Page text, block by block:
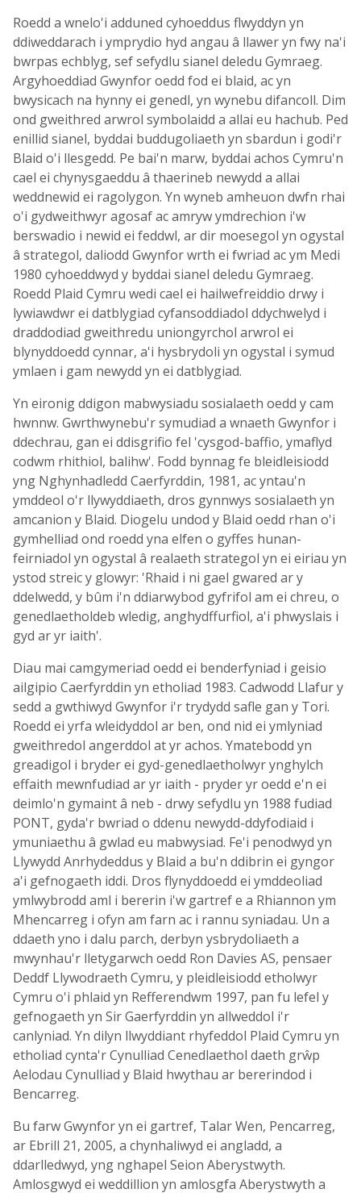
Roedd a wnelo'i adduned cyhoeddus flwyddyn yn
ddiweddarach i ymprydio hyd angau â llawer yn fwy na'i
bwrpas echblyg, sef sefydlu sianel deledu Gymraeg.
Argyhoeddiad Gwynfor oedd fod ei blaid, ac yn
bwysicach na hynny ei genedl, yn wynebu difancoll. Dim
ond gweithred arwrol symbolaidd a allai eu hachub. Ped
enillid sianel, byddai buddugoliaeth yn sbardun i godi'r
Blaid o'i llesgedd. Pe bai'n marw, byddai achos Cymru'n
cael ei chynysgaeddu â thaerineb newydd a allai
weddnewid ei ragolygon. Yn wyneb amheuon dwfn rhai
o'i gydweithwyr agosaf ac amryw ymdrechion i'w
berswadio i newid ei feddwl, ar dir moesegol yn ogystal
â strategol, daliodd Gwynfor wrth ei fwriad ac ym Medi
1980 cyhoeddwyd y byddai sianel deledu Gymraeg.
Roedd Plaid Cymru wedi cael ei hailwefreiddio drwy i
lywiawdwr ei datblygiad cyfansoddiadol ddychwelyd i
draddodiad gweithredu uniongyrchol arwrol ei
blynyddoedd cynnar, a'i hysbrydoli yn ogystal i symud
ymlaen i gam newydd yn ei datblygiad.
Yn eironig ddigon mabwysiadu sosialaeth oedd y cam
hwnnw. Gwrthwynebu'r symudiad a wnaeth Gwynfor i
ddechrau, gan ei ddisgrifio fel 'cysgod-baffio, ymaflyd
codwm rhithiol, balihw'. Fodd bynnag fe bleidleisiodd
yng Nghynhadledd Caerfyrddin, 1981, ac yntau'n
ymddeol o'r llywyddiaeth, dros gynnwys sosialaeth yn
amcanion y Blaid. Diogelu undod y Blaid oedd rhan o'i
gymhelliad ond roedd yna elfen o gyffes hunan-
feirniadol yn ogystal â realaeth strategol yn ei eiriau yn
ystod streic y glowyr: 'Rhaid i ni gael gwared ar y
ddelwedd, y bûm i'n ddiarwybod gyfrifol am ei chreu, o
genedlaetholdeb wledig, anghydffurfiol, a'i phwyslais i
gyd ar yr iaith'.
Diau mai camgymeriad oedd ei benderfyniad i geisio
ailgipio Caerfyrddin yn etholiad 1983. Cadwodd Llafur y
sedd a gwthiwyd Gwynfor i'r trydydd safle gan y Tori.
Roedd ei yrfa wleidyddol ar ben, ond nid ei ymlyniad
gweithredol angerddol at yr achos. Ymatebodd yn
greadigol i bryder ei gyd-genedlaetholwyr ynghylch
effaith mewnfudiad ar yr iaith - pryder yr oedd e'n ei
deimlo'n gymaint â neb - drwy sefydlu yn 1988 fudiad
PONT, gyda'r bwriad o ddenu newydd-ddyfodiaid i
ymuniaethu â gwlad eu mabwysiad. Fe'i penodwyd yn
Llywydd Anrhydeddus y Blaid a bu'n ddibrin ei gyngor
a'i gefnogaeth iddi. Dros flynyddoedd ei ymddeoliad
ymlwybrodd aml i bererin i'w gartref e a Rhiannon ym
Mhencarreg i ofyn am farn ac i rannu syniadau. Un a
ddaeth yno i dalu parch, derbyn ysbrydoliaeth a
mwynhau'r lletygarwch oedd Ron Davies AS, pensaer
Deddf Llywodraeth Cymru, y pleidleisiodd etholwyr
Cymru o'i phlaid yn Refferendwm 1997, pan fu lefel y
gefnogaeth yn Sir Gaerfyrddin yn allweddol i'r
canlyniad. Yn dilyn llwyddiant rhyfeddol Plaid Cymru yn
etholiad cynta'r Cynulliad Cenedlaethol daeth grŵp
Aelodau Cynulliad y Blaid hwythau ar bererindod i
Bencarreg.
Bu farw Gwynfor yn ei gartref, Talar Wen, Pencarreg,
ar Ebrill 21, 2005, a chynhaliwyd ei angladd, a
ddarlledwyd, yng nghapel Seion Aberystwyth.
Amlosgwyd ei weddillion yn amlosgfa Aberystwyth a